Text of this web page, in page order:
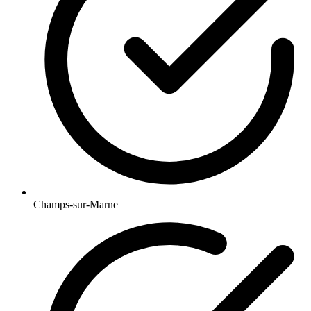
Champs-sur-Marne